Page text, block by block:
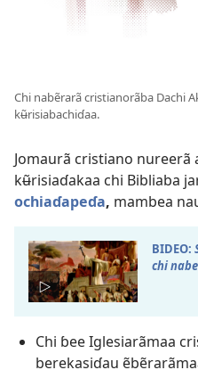
Chi nabẽrarã cristianorãba Dachi
kʉ̃risiabachiɗaa.
Jomaurã cristiano nureerã
kʉ̃risiaɗakaa chi Bibliaba
ochiaɗapeɗa, mambea
BIDEO:
chi
Chi ɓee Iglesiarãmaa
berekasiɗau